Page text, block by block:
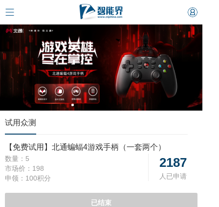
试用众测
【免费试用】北通蝙蝠4游戏手柄（一套两个）
数量： 5
市场价： 198
申领： 100积分
2187
人已申请
已结束